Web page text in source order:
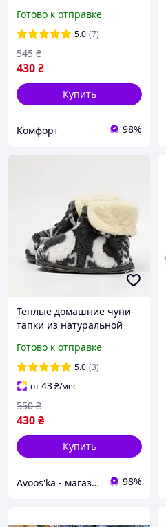
дома, Чуни из овчины,
Зимние чуни
Готово к отправке
5.0 (7)
430₴
545 ₴
Купить
Комфорт 98%
Теплые домашние чуни-
тапки из натуральной
войлока (размеры 36-45)
Готово к отправке
5.0 (3)
от43₴/мес
430₴
550 ₴
Купить
Avoos'ka - магазин для Вашого дому та комфорту,) 98%